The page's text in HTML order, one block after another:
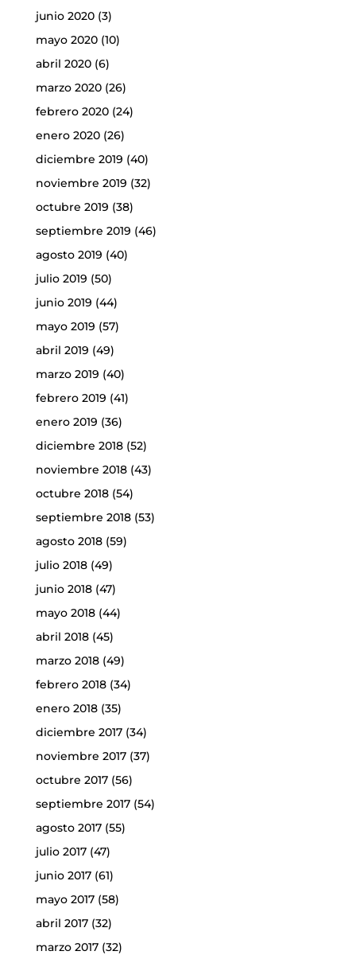
junio 2020(3)
mayo 2020(10)
abril 2020(6)
marzo 2020(26)
febrero 2020(24)
enero 2020(26)
diciembre 2019 (40)
noviembre 2019 (32)
octubre 2019 (38)
septiembre 2019 (46)
agosto 2019 (40)
julio 2019 (50)
junio 2019 (44)
mayo 2019 (57)
abril 2019 (49)
marzo 2019 (40)
febrero 2019 (41)
enero 2019 (36)
diciembre 2018(52)
noviembre 2018(43)
octubre 2018(54)
septiembre 2018(53)
agosto 2018(59)
julio 2018(49)
junio 2018(47)
mayo 2018(44)
abril 2018(45)
marzo 2018(49)
febrero 2018(34)
enero 2018(35)
diciembre 2017(34)
noviembre 2017(37)
octubre 2017(56)
septiembre 2017(54)
agosto 2017(55)
julio 2017(47)
junio 2017(61)
mayo 2017(58)
abril 2017(32)
marzo 2017(32)